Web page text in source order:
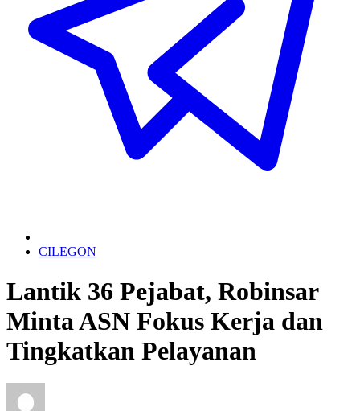
CILEGON
Lantik 36 Pejabat, Robinsar
Minta ASN Fokus Kerja dan
Tingkatkan Pelayanan